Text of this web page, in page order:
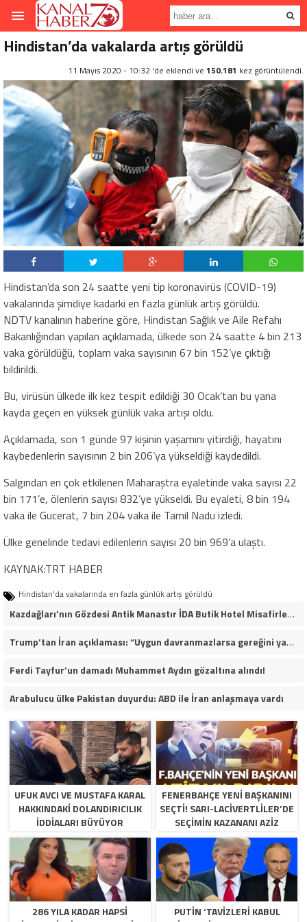
Hindistan’da vakalarda artış görüldü
11 Mayıs 2020 - 10:32 'de eklendi ve 150.181 kez görüntülendi.
Hindistan’da son 24 saatte yeni tip koronavirüs (COVID-19)
vakalarında şimdiye kadarki en fazla günlük artış görüldü.
NDTV kanalının haberine göre, Hindistan Sağlık ve Aile Refahı
Bakanlığından yapılan açıklamada, ülkede son 24 saatte 4 bin 213
vaka görüldüğü, toplam vaka sayısının 67 bin 152’ye çıktığı
bildirildi.
Bu, virüsün ülkede ilk kez tespit edildiği 30 Ocak’tan bu yana
kayda geçen en yüksek günlük vaka artışı oldu.
Açıklamada, son 1 günde 97 kişinin yaşamını yitirdiği, hayatını
kaybedenlerin sayısının 2 bin 206’ya yükseldiği kaydedildi.
Salgından en çok etkilenen Maharaştra eyaletinde vaka sayısı 22
bin 171’e, ölenlerin sayısı 832’ye yükseldi. Bu eyaleti, 8 bin 194
vaka ile Gucerat, 7 bin 204 vaka ile Tamil Nadu izledi.
Ülke genelinde tedavi edilenlerin sayısı 20 bin 969’a ulaştı.
KAYNAK:TRT HABER
Hindistan'da vakalarında en fazla günlük artış görüldü
Kazdağları’nın Gözdesi Antik Manastır İDA Butik Hotel Misafirlerinden Tam Not Alıyor
Trump’tan İran açıklaması: “Uygun davranmazlarsa gereğini yaparım”
Ferdi Tayfur’un damadı Muhammet Aydın gözaltına alındı!
Arabulucu ülke Pakistan duyurdu: ABD ile İran anlaşmaya vardı
UFUK AVCI VE MUSTAFA KARAL
HAKKINDAKI DOLANDIRICILIK
İDDIALARI BÜYÜYOR
FENERBAHÇE YENI BAŞKANINI
SEÇTI! SARI-LACIVERTLILER’DE
SEÇIMIN KAZANANI AZIZ
YILDIRIM OLDU
286 YILA KADAR HAPSI
PUTIN ‘TAVIZLERI KABUL